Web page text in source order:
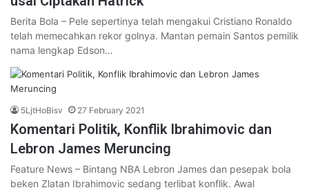
Berita Bola – Pele sepertinya telah mengakui Cristiano Ronaldo
telah memecahkan rekor golnya. Mantan pemain Santos pemilik
nama lengkap Edson…
5LjtHoBisv 27 February 2021
Komentari Politik, Konflik Ibrahimovic dan
Lebron James Meruncing
Feature News – Bintang NBA Lebron James dan pesepak bola
beken Zlatan Ibrahimovic sedang terlibat konflik. Awal